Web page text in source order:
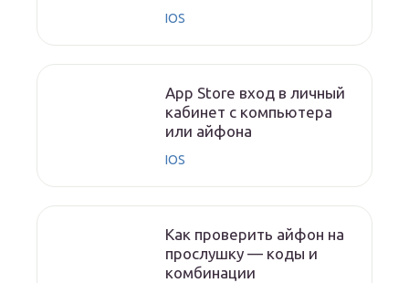
IOS
App Store вход в личный
кабинет с компьютера
или айфона
IOS
Как проверить айфон на
прослушку — коды и
комбинации